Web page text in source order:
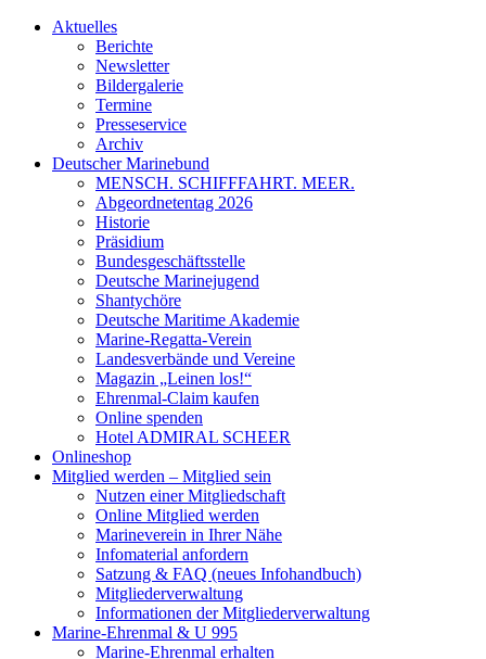
Aktuelles
Berichte
Newsletter
Bildergalerie
Termine
Presseservice
Archiv
Deutscher Marinebund
MENSCH. SCHIFFFAHRT. MEER.
Abgeordnetentag 2026
Historie
Präsidium
Bundesgeschäftsstelle
Deutsche Marinejugend
Shantychöre
Deutsche Maritime Akademie
Marine-Regatta-Verein
Landesverbände und Vereine
Magazin „Leinen los!“
Ehrenmal-Claim kaufen
Online spenden
Hotel ADMIRAL SCHEER
Onlineshop
Mitglied werden – Mitglied sein
Nutzen einer Mitgliedschaft
Online Mitglied werden
Marineverein in Ihrer Nähe
Infomaterial anfordern
Satzung & FAQ (neues Infohandbuch)
Mitgliederverwaltung
Informationen der Mitgliederverwaltung
Marine-Ehrenmal & U 995
Marine-Ehrenmal erhalten